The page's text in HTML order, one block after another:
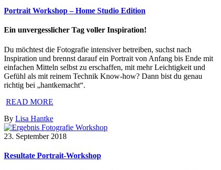
Portrait Workshop – Home Studio Edition
Ein unvergesslicher Tag voller Inspiration!
Du möchtest die Fotografie intensiver betreiben, suchst nach
Inspiration und brennst darauf ein Portrait von Anfang bis Ende mit
einfachen Mitteln selbst zu erschaffen, mit mehr Leichtigkeit und
Gefühl als mit reinem Technik Know-how? Dann bist du genau
richtig bei „hantkemacht“.
READ MORE
By Lisa Hantke
23. September 2018
Resultate Portrait-Workshop